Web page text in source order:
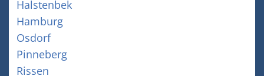
Halstenbek
Hamburg
Osdorf
Pinneberg
Rissen